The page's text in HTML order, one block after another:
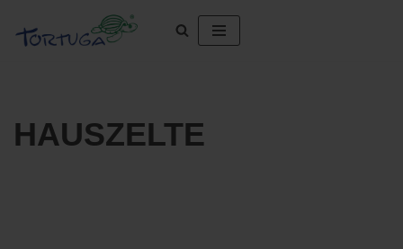
Skip
HAUSZELTE